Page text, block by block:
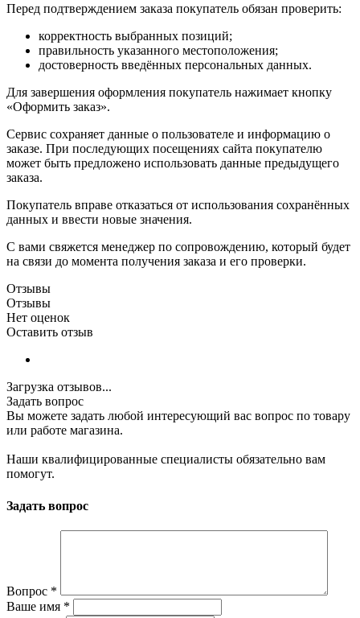
Перед подтверждением заказа покупатель обязан проверить:
корректность выбранных позиций;
правильность указанного местоположения;
достоверность введённых персональных данных.
Для завершения оформления покупатель нажимает кнопку
«Оформить заказ».
Сервис сохраняет данные о пользователе и информацию о
заказе. При последующих посещениях сайта покупателю
может быть предложено использовать данные предыдущего
заказа.
Покупатель вправе отказаться от использования сохранённых
данных и ввести новые значения.
С вами свяжется менеджер по сопровождению, который будет
на связи до момента получения заказа и его проверки.
Отзывы
Отзывы
Нет оценок
Оставить отзыв
Загрузка отзывов...
Задать вопрос
Вы можете задать любой интересующий вас вопрос по товару
или работе магазина.
Наши квалифицированные специалисты обязательно вам
помогут.
Задать вопрос
Вопрос *
Ваше имя *